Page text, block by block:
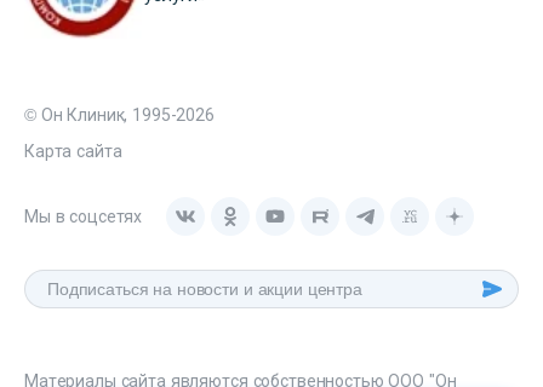
© Он Клиник, 1995-2026
Карта сайта
Мы в соцсетях
Материалы сайта являются собственностью ООО "Он